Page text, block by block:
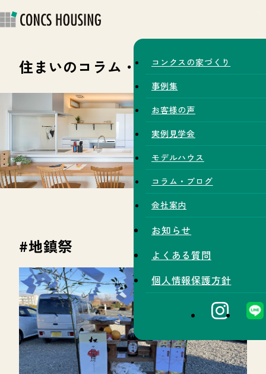
コンクスの家づくり
事例集
お客様の声
実例見学会
モデルハウス
コラム・ブログ
会社案内
お知らせ
よくある質問
個人情報保護方針
住まいのコラム・スタッフブログ
#地鎮祭